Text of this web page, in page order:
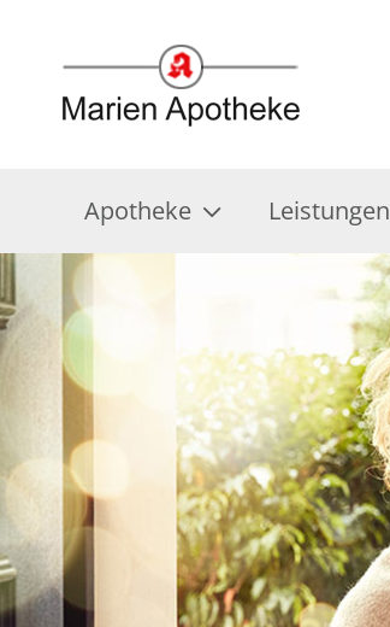
Apotheke Leistungen